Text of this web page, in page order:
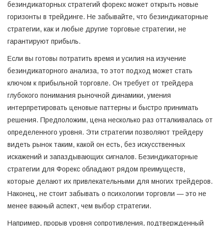
безиндикаторных стратегий форекс может открыть новые
горизонты в трейдинге. Не забывайте, что безиндикаторные
стратегии, как и любые другие торговые стратегии, не
гарантируют прибыль.
Если вы готовы потратить время и усилия на изучение
безиндикаторного анализа, то этот подход может стать
ключом к прибыльной торговле. Он требует от трейдера
глубокого понимания рыночной динамики, умения
интерпретировать ценовые паттерны и быстро принимать
решения. Предположим, цена несколько раз отталкивалась от
определенного уровня. Эти стратегии позволяют трейдеру
видеть рынок таким, какой он есть, без искусственных
искажений и запаздывающих сигналов. Безиндикаторные
стратегии для Форекс обладают рядом преимуществ,
которые делают их привлекательными для многих трейдеров.
Наконец, не стоит забывать о психологии торговли — это не
менее важный аспект, чем выбор стратегии.
Например, прорыв уровня сопротивления, подтвержденный